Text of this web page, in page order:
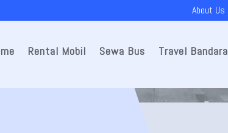
About Us
Rental Mobil Sewa Bus Travel Bandara